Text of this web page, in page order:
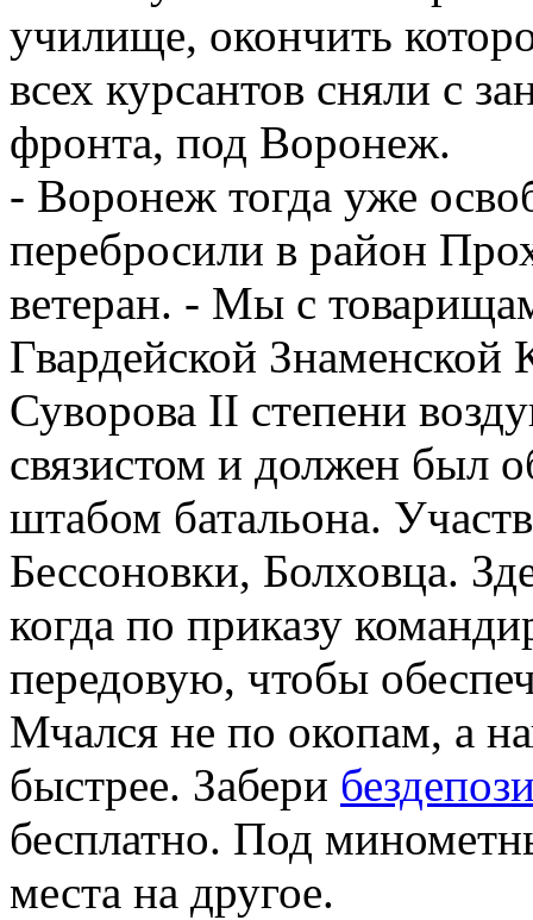
училище, окончить
всех курсантов сняли с
фронта, под Воронеж.
- Воронеж тогда уже
перебросили в район
ветеран. - Мы с
Гвардейской Знаменской
Суворова II степени
связистом и должен был
штабом батальона.
Бессоновки, Болховца.
когда по приказу
передовую, чтобы
Мчался не по окопам, а
быстрее. Забери
бесплатно. Под
места на другое.